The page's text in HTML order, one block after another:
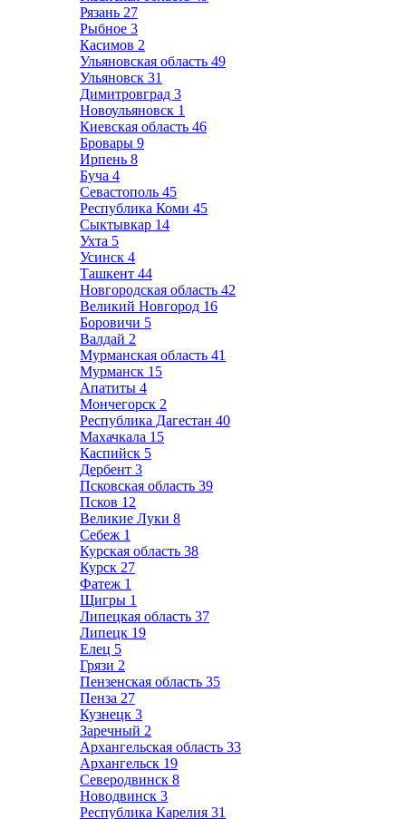
Рязань 27
Рыбное 3
Касимов 2
Ульяновская область 49
Ульяновск 31
Димитровград 3
Новоульяновск 1
Киевская область 46
Бровары 9
Ирпень 8
Буча 4
Севастополь 45
Республика Коми 45
Сыктывкар 14
Ухта 5
Усинск 4
Ташкент 44
Новгородская область 42
Великий Новгород 16
Боровичи 5
Валдай 2
Мурманская область 41
Мурманск 15
Апатиты 4
Мончегорск 2
Республика Дагестан 40
Махачкала 15
Каспийск 5
Дербент 3
Псковская область 39
Псков 12
Великие Луки 8
Себеж 1
Курская область 38
Курск 27
Фатеж 1
Щигры 1
Липецкая область 37
Липецк 19
Елец 5
Грязи 2
Пензенская область 35
Пенза 27
Кузнецк 3
Заречный 2
Архангельская область 33
Архангельск 19
Северодвинск 8
Новодвинск 3
Республика Карелия 31